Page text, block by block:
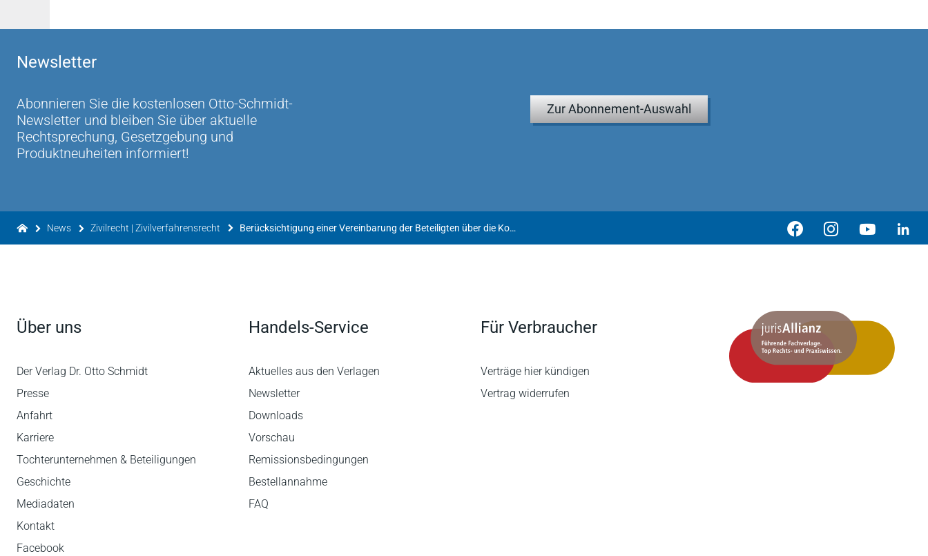
Newsletter
Abonnieren Sie die kostenlosen Otto-Schmidt-
Newsletter und bleiben Sie über aktuelle
Rechtsprechung, Gesetzgebung und
Produktneuheiten informiert!
Zur Abonnement-Auswahl
News Zivilrecht | Zivilverfahrensrecht Berücksichtigung einer Vereinbarung der Beteiligten über die Kosten in einer Scheidungs- oder Folgesache durch das Familiengericht
Über uns
Der Verlag Dr. Otto Schmidt
Presse
Anfahrt
Karriere
Tochterunternehmen & Beteiligungen
Geschichte
Mediadaten
Kontakt
Facebook
Handels-Service
Aktuelles aus den Verlagen
Newsletter
Downloads
Vorschau
Remissionsbedingungen
Bestellannahme
FAQ
Für Verbraucher
Verträge hier kündigen
Vertrag widerrufen